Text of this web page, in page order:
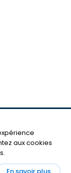
meilleurs lecteurs
FAQ
Contact
aux cookies